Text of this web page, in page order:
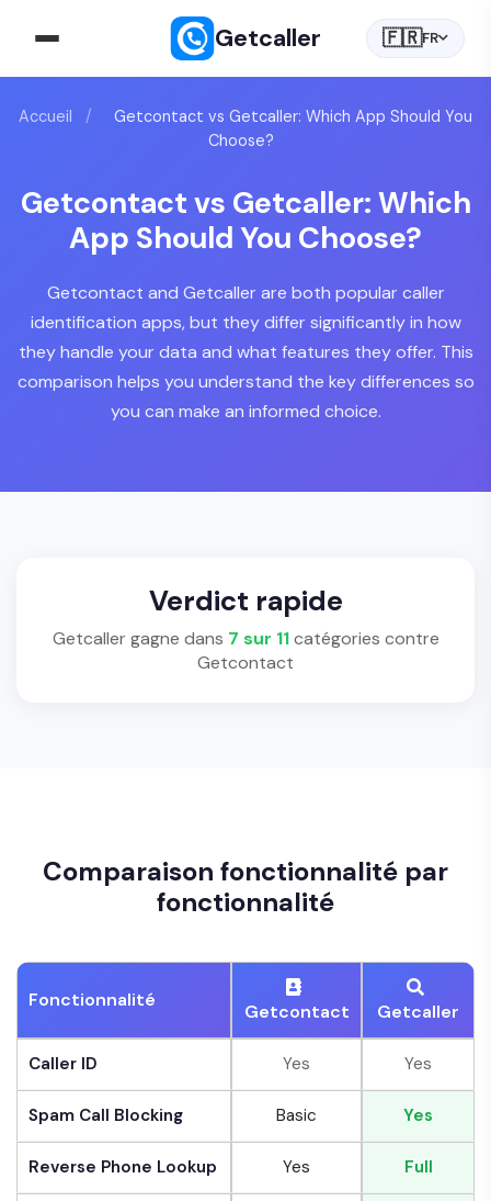
Getcaller 🇫🇷FR
Accueil /
Getcontact vs Getcaller: Which App Should You
Choose?
Getcontact vs Getcaller: Which
App Should You Choose?
Getcontact and Getcaller are both popular caller
identification apps, but they differ significantly in how
they handle your data and what features they offer. This
comparison helps you understand the key differences so
you can make an informed choice.
Verdict rapide
Getcaller gagne dans 7 sur 11catégories contre
Getcontact
Comparaison fonctionnalité par
fonctionnalité
Fonctionnalité
Getcontact Getcaller
Caller ID Yes Yes
Spam Call Blocking Basic Yes
Reverse Phone Lookup Yes Full